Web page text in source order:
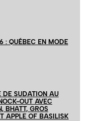
: QUÉBEC EN MODE
DE SUDATION AU
OUT AVEC
BHATT, GROS
APPLE OF BASILISK